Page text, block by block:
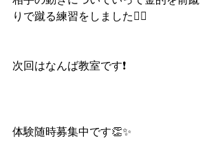
りで蹴る練習をしました🙆‍♀️
次回はなんば教室です❗️
体験随時募集中です👏✨